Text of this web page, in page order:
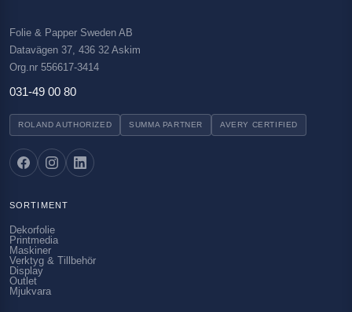
Folie & Papper Sweden AB
Datavägen 37, 436 32 Askim
Org.nr 556617-3414
031-49 00 80
ROLAND AUTHORIZED SUMMA PARTNER AVERY CERTIFIED
SORTIMENT
Dekorfolie
Printmedia
Maskiner
Verktyg & Tillbehör
Display
Outlet
Mjukvara